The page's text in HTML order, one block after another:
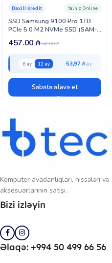
SSD Samsung 9100 Pro 1TB
PCIe 5.0 M2 NVMe SSD (SAM-
9100P-1T-M2N-G5)
Daxili kredit Yalnız Online
549.00₼
457.00 ₼
6 ay 12 ay 53,97 ₼
Səbətə əlavə et
Kompüter avadanlıqları, hissələri və
aksesuarlarının satışı.
Bizi izləyin
Əlaqə: +994 50 499 66 56